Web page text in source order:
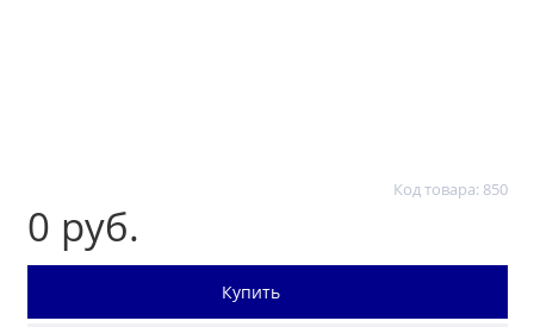
Код товара: 850
0 руб.
Купить